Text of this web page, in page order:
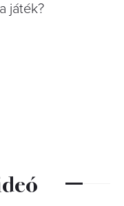
játék?